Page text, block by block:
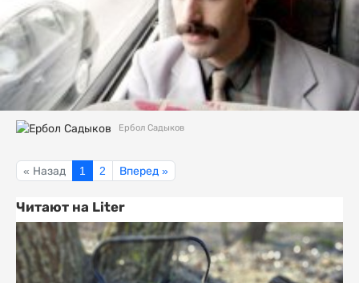
Ербол Садыков
« Назад 1 2 Вперед »
Читают на Liter